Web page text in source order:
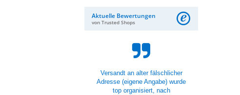
Aktuelle Bewertungen
von Trusted Shops
Lieferung war gut und die
Scheinwerfer sind auch super.
Montage nach Anleitung